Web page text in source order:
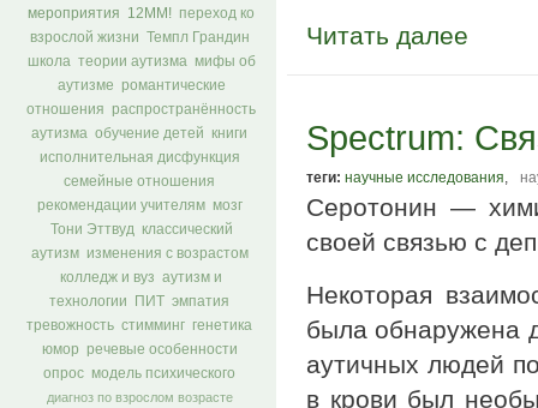
мероприятия 12ММ! переход ко
взрослой жизни
Темпл Грандин
школа теории аутизма
мифы об
аутизме
романтические
отношения
распространённость
аутизма обучение детей
книги
исполнительная дисфункция
семейные отношения
рекомендации учителям
мозг
Тони Эттвуд
классический
аутизм
изменения с возрастом
колледж и вуз аутизм и
технологии
ПИТ
эмпатия
тревожность стимминг генетика
юмор
речевые особенности
опрос модель психического
диагноз по взрослом возрасте
Читать далее
Spectrum:
теги: научные исследования,
Серотонин —
своей связью с
Некоторая
была обнаружена
аутичных людей
в крови был